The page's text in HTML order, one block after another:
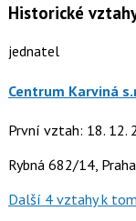
Historické
jednatel
Centrum Karviná
První vztah: 18. 12.
Rybná 682/14,
Další 4 vztahy k